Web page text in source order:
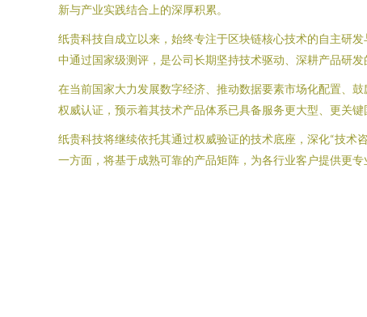
新与产业实践结合上的深厚积累。
纸贵科技自成立以来，始终专注于区块链核心技术的自主研
中通过国家级测评，是公司长期坚持技术驱动、深耕产品研
在当前国家大力发展数字经济、推动数据要素市场化配置、
权威认证，预示着其技术产品体系已具备服务更大型、更关
纸贵科技将继续依托其通过权威验证的技术底座，深化“技术
一方面，将基于成熟可靠的产品矩阵，为各行业客户提供更